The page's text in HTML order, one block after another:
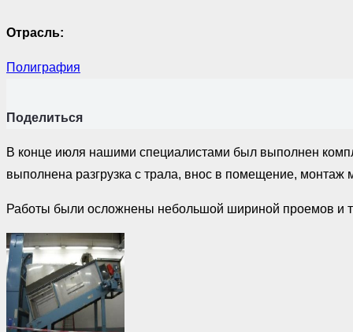
Отрасль:
Полиграфия
Поделиться
В конце июля нашими специалистами был выполнен
выполнена разгрузка с трала, внос в помещение,
Работы были осложнены небольшой шириной проемов и